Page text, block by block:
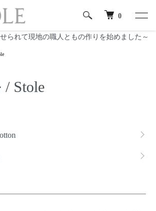
られて現地の職人ともの作りを始めました～
0
Stole